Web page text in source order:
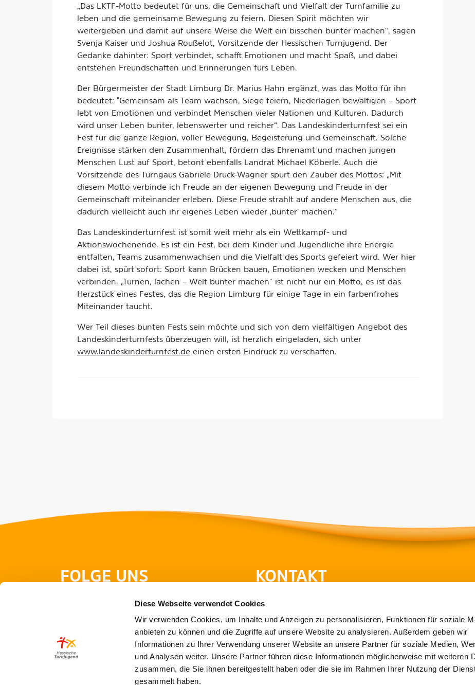
Diese Webseite verwendet Cookies
Wir verwenden Cookies, um Inhalte und Anzeigen zu personalisieren, Funktionen für soziale
anbieten zu können und die Zugriffe auf unsere Website zu analysieren. Außerdem geben wir
Informationen zu Ihrer Verwendung unserer Website an unsere Partner für soziale Medien,
und Analysen weiter. Unsere Partner führen diese Informationen möglicherweise mit weiteren
zusammen, die Sie ihnen bereitgestellt haben oder die sie im Rahmen Ihrer Nutzung der
gesammelt haben.
„Das LKTF-Motto bedeutet für uns, die Gemeinschaft und Vielfalt der Turnfamilie zu
leben und die gemeinsame Bewegung zu feiern. Diesen Spirit möchten wir
weitergeben und damit auf unsere Weise die Welt ein bisschen bunter machen“, sagen
Svenja Kaiser und Joshua Roußelot, Vorsitzende der Hessischen Turnjugend. Der
Gedanke dahinter: Sport verbindet, schafft Emotionen und macht Spaß, und dabei
entstehen Freundschaften und Erinnerungen fürs Leben.
Der Bürgermeister der Stadt Limburg Dr. Marius Hahn ergänzt, was das Motto für ihn
bedeutet: "Gemeinsam als Team wachsen, Siege feiern, Niederlagen bewältigen – Sport
lebt von Emotionen und verbindet Menschen vieler Nationen und Kulturen. Dadurch
wird unser Leben bunter, lebenswerter und reicher“. Das Landeskinderturnfest sei ein
Fest für die ganze Region, voller Bewegung, Begeisterung und Gemeinschaft. Solche
Ereignisse stärken den Zusammenhalt, fördern das Ehrenamt und machen jungen
Menschen Lust auf Sport, betont ebenfalls Landrat Michael Köberle. Auch die
Vorsitzende des Turngaus Gabriele Druck-Wagner spürt den Zauber des Mottos: „Mit
diesem Motto verbinde ich Freude an der eigenen Bewegung und Freude in der
Gemeinschaft miteinander erleben. Diese Freude strahlt auf andere Menschen aus, die
dadurch vielleicht auch ihr eigenes Leben wieder ‚bunter‘ machen.“
Das Landeskinderturnfest ist somit weit mehr als ein Wettkampf- und
Aktionswochenende. Es ist ein Fest, bei dem Kinder und Jugendliche ihre Energie
entfalten, Teams zusammenwachsen und die Vielfalt des Sports gefeiert wird. Wer hier
dabei ist, spürt sofort: Sport kann Brücken bauen, Emotionen wecken und Menschen
verbinden. „Turnen, lachen – Welt bunter machen“ ist nicht nur ein Motto, es ist das
Herzstück eines Festes, das die Region Limburg für einige Tage in ein farbenfrohes
Miteinander taucht.
Wer Teil dieses bunten Fests sein möchte und sich von dem vielfältigen Angebot des
Landeskinderturnfests überzeugen will, ist herzlich eingeladen, sich unter
www.landeskinderturnfest.de einen ersten Eindruck zu verschaffen.
FOLGE UNS KONTAKT
Hessische Turnjugend
Theodor-Heuss-Strasse 11
T069-6773772-80
F06631/705-20
Otto-
T069/
F069/